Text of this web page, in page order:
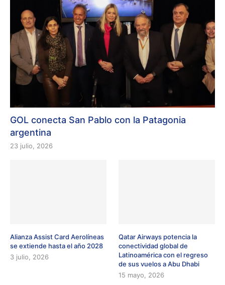
GOL conecta San Pablo con la Patagonia
argentina
23 julio, 2026
Alianza Assist Card Aerolíneas
se extiende hasta el año 2028
3 julio, 2026
Qatar Airways potencia la
conectividad global de
Latinoamérica con el regreso
de sus vuelos a Abu Dhabi
15 mayo, 2026